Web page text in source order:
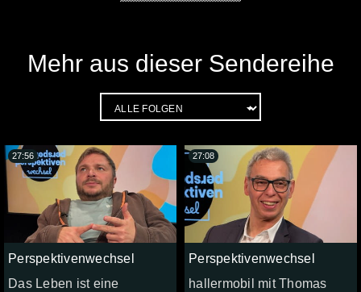
Mehr aus dieser Sendereihe
Perspektivenwechsel
Das Leben ist eine
27:56
Perspektivenwechsel
hallermobil mit Thomas
27:08